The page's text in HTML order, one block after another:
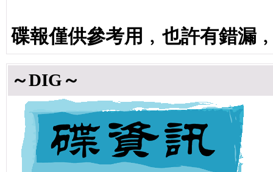
碟報僅供參考用﹐也許有錯漏
～DIG～